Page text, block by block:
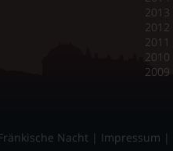
2013
2012
2011
2010
2009
Nacht | Impressum |